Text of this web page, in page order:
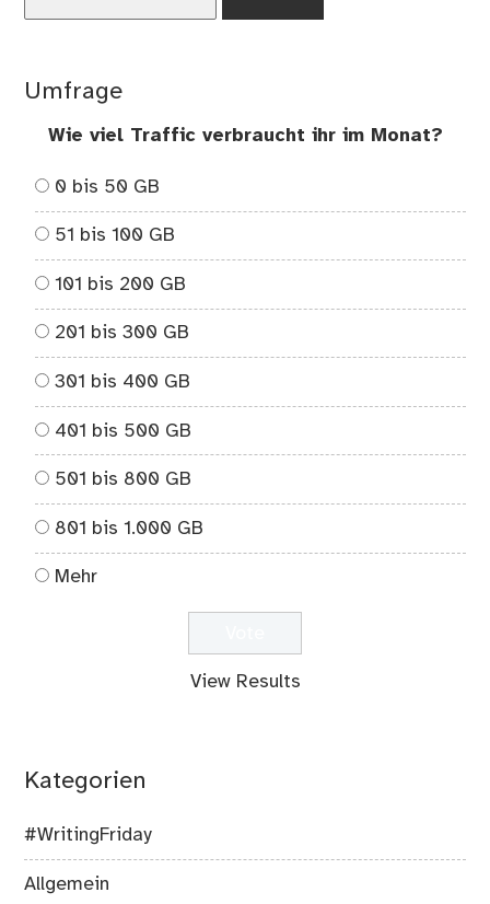
Umfrage
Wie viel Traffic verbraucht ihr im Monat?
0 bis 50 GB
51 bis 100 GB
101 bis 200 GB
201 bis 300 GB
301 bis 400 GB
401 bis 500 GB
501 bis 800 GB
801 bis 1.000 GB
Mehr
View Results
Kategorien
#WritingFriday
Allgemein